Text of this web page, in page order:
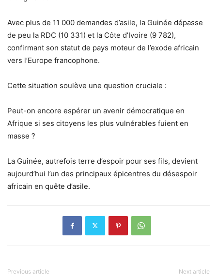
Avec plus de 11 000 demandes d’asile, la Guinée dépasse
de peu la RDC (10 331) et la Côte d’Ivoire (9 782),
confirmant son statut de pays moteur de l’exode africain
vers l’Europe francophone.
Cette situation soulève une question cruciale :
Peut-on encore espérer un avenir démocratique en
Afrique si ses citoyens les plus vulnérables fuient en
masse ?
La Guinée, autrefois terre d’espoir pour ses fils, devient
aujourd’hui l’un des principaux épicentres du désespoir
africain en quête d’asile.
Previous article Next article